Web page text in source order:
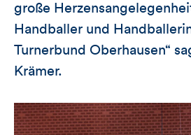
große
Handballer und
Turnerbund Oberhausen“
Krämer.